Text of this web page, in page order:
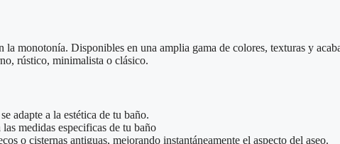
la monotonía. Disponibles en una amplia gama de colores, texturas y
rústico, minimalista o clásico.
adapte a la estética de tu baño.
medidas especificas de tu baño
o cisternas antiguas, mejorando instantáneamente el aspecto del aseo.